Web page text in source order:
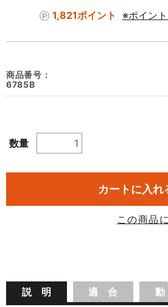
1,821ポイント
※ポイン
商品番号：
6785B
数量
カートに入れ
この商品
説 明 適 合